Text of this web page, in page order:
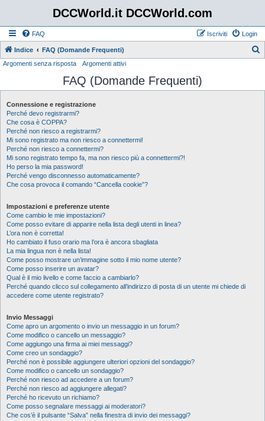
DCCWorld.it DCCWorld.com
FAQ Login
Iscriviti
Indice FAQ (Domande Frequenti)
c
Argomenti senza risposta Argomenti attivi
FAQ (Domande Frequenti)
Connessione e registrazione
Perché devo registrarmi?
Che cosa è COPPA?
Perché non riesco a registrarmi?
Mi sono registrato ma non riesco a connettermi!
Perché non riesco a connettermi?
Mi sono registrato tempo fa, ma non riesco più a connettermi?!
Ho perso la mia password!
Perché vengo disconnesso automaticamente?
Che cosa provoca il comando “Cancella cookie”?
Impostazioni e preferenze utente
Come cambio le mie impostazioni?
Come posso evitare di apparire nella lista degli utenti in linea?
L’ora non è corretta!
Ho cambiato il fuso orario ma l’ora è ancora sbagliata
La mia lingua non è nella lista!
Come posso mostrare un’immagine sotto il mio nome utente?
Come posso inserire un avatar?
Qual è il mio livello e come faccio a cambiarlo?
Perché quando clicco sul collegamento all’indirizzo di posta di un utente mi chiede di
accedere come utente registrato?
Invio Messaggi
Come apro un argomento o invio un messaggio in un forum?
Come modifico o cancello un messaggio?
Come aggiungo una firma ai miei messaggi?
Come creo un sondaggio?
Perché non è possibile aggiungere ulteriori opzioni del sondaggio?
Come modifico o cancello un sondaggio?
Perché non riesco ad accedere a un forum?
Perché non riesco ad aggiungere allegati?
Perché ho ricevuto un richiamo?
Come posso segnalare messaggi ai moderatori?
Che cos’è il pulsante “Salva” nella finestra di invio dei messaggi?